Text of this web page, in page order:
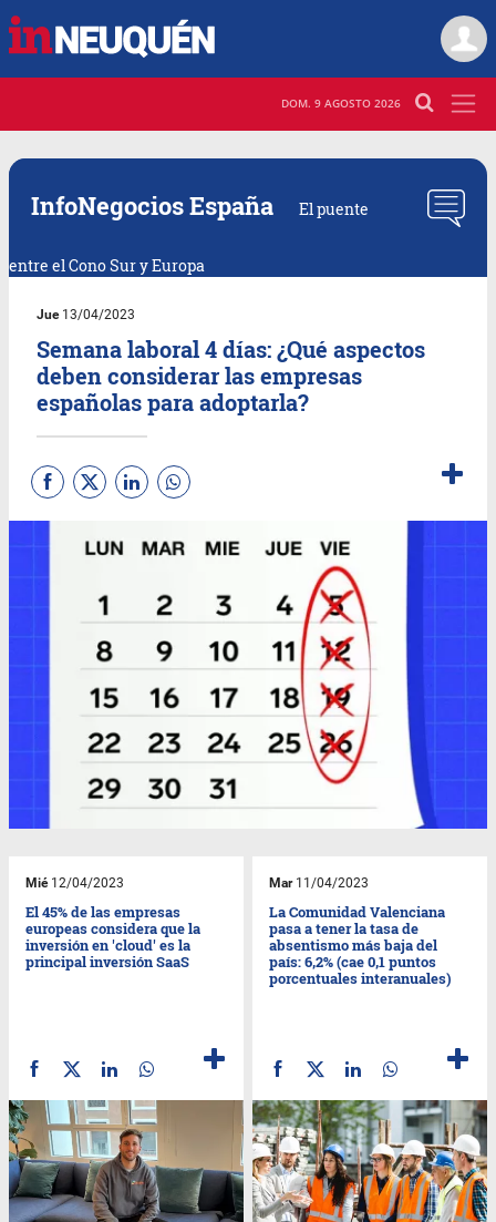
DOM. 9 AGOSTO 2026
InfoNegocios España El puente
entre el Cono Sur y Europa
Jue13/04/2023
Semana laboral 4 días: ¿Qué aspectos
deben considerar las empresas
españolas para adoptarla?
Mié12/04/2023
El 45% de las empresas
europeas considera que la
inversión en 'cloud' es la
principal inversión SaaS
Mar11/04/2023
La Comunidad Valenciana
pasa a tener la tasa de
absentismo más baja del
país: 6,2% (cae 0,1 puntos
porcentuales interanuales)